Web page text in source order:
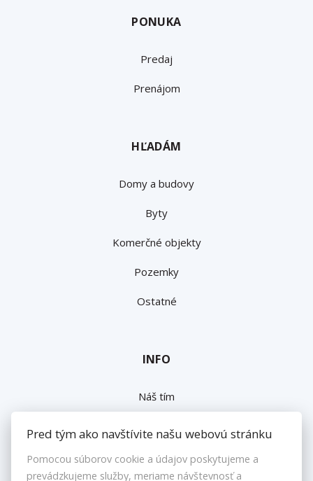
PONUKA
Predaj
Prenájom
HĽADÁM
Domy a budovy
Byty
Komerčné objekty
Pozemky
Ostatné
INFO
Náš tím
Napíšte nám
Kontakt
Pred tým ako navštívite našu webovú stránku
Pomocou súborov cookie a údajov poskytujeme a
prevádzkujeme služby, meriame návštevnosť a